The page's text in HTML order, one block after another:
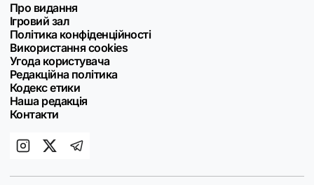
Про видання
Ігровий зал
Політика конфіденційності
Використання cookies
Угода користувача
Редакційна політика
Кодекс етики
Наша редакція
Контакти